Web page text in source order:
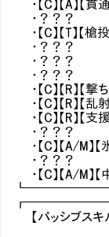
・【C】【A】
・？？？
・【C】【T】【
・？？？
・？？？
・？？？
・【C】【R】
・【C】【R】【
・【C】【R】【
・？？？
・【C】【A/M
・？？？
・【C】【A/M
【パッシブスキ